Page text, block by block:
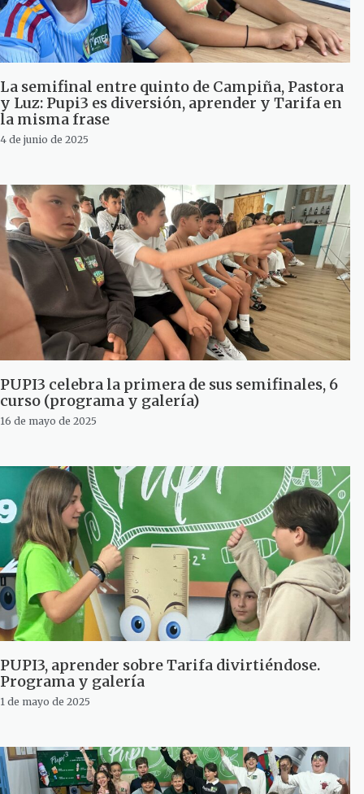
La semifinal entre quinto de Campiña, Pastora
y Luz: Pupi3 es diversión, aprender y Tarifa en
la misma frase
4 de junio de 2025
PUPI3 celebra la primera de sus semifinales, 6
curso (programa y galería)
16 de mayo de 2025
PUPI3, aprender sobre Tarifa divirtiéndose.
Programa y galería
1 de mayo de 2025